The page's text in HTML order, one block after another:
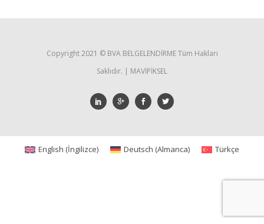
Copyright 2021 ©️ BVA BELGELENDİRME Tüm Hakları
Saklıdır. | MAVİPİKSEL
English (İngilizce) Deutsch (Almanca) Türkçe